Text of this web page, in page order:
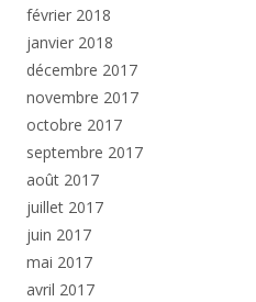
février 2018
janvier 2018
décembre 2017
novembre 2017
octobre 2017
septembre 2017
août 2017
juillet 2017
juin 2017
mai 2017
avril 2017